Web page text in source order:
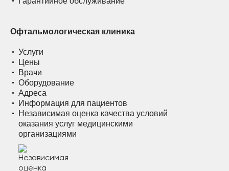
Офтальмологическая клиника
Услуги
Цены
Врачи
Оборудование
Адреса
Информация для пациентов
Независимая оценка качества условий
оказания услуг медицинскими
организациями